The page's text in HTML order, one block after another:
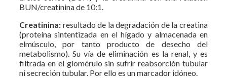
BUN/creatinina de 10:1.
Creatinina: resultado de la degradación de la creatina
(proteína sintentizada en el hígado y almacenada en
elmúsculo, por tanto producto de desecho del
metabolismo). Su vía de eliminación es la renal, y es
filtrada en el glomérulo sin sufrir reabsorción tubular
ni secreción tubular. Por ello es un marcador idóneo.